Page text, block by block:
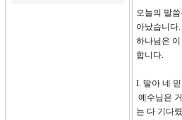
오늘의 말
아났습니다
하나님은
합니다.
I. 딸아 네
예수님은
는 다 기다